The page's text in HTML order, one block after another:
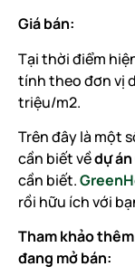
Giá bán:
Tại thời điểm
tính theo đơn vị
triệu/m2.
Trên đây là một
cần biết vềdự án
cần biết.
rồi hữu ích với
Tham khảo
đang mở bán: